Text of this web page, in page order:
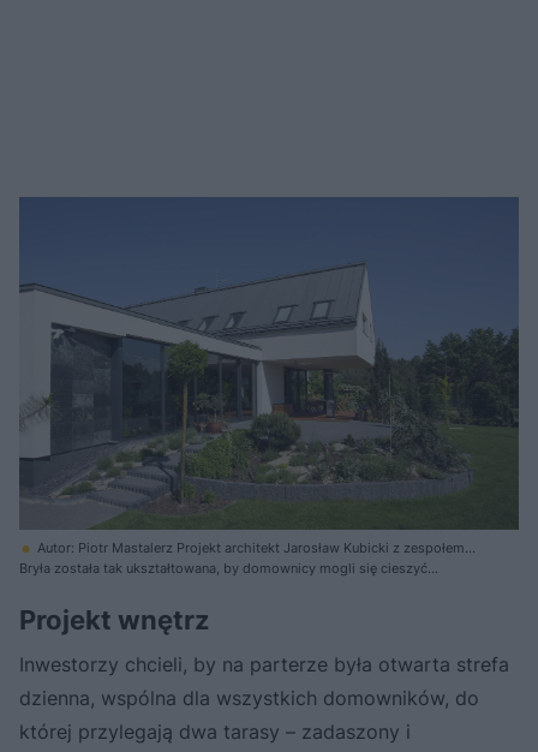
Autor: Piotr Mastalerz Projekt architekt Jarosław Kubicki z zespołem
cube architekci kubicki mizieliński
Bryła została tak ukształtowana, by domownicy mogli się cieszyć
niezadaszonym
Projekt wnętrz
Inwestorzy chcieli, by na parterze była otwarta strefa
dzienna, wspólna dla wszystkich domowników, do
której przylegają dwa tarasy – zadaszony i